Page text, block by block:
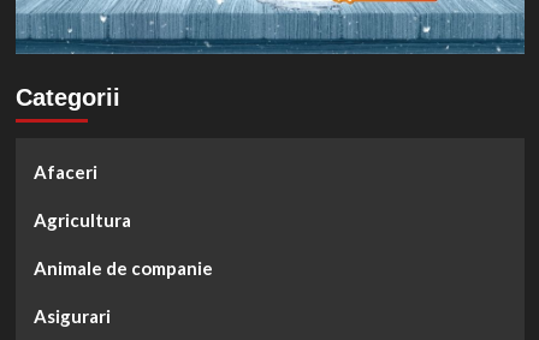
Categorii
Afaceri
Agricultura
Animale de companie
Asigurari